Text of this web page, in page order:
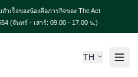
ำเร็จของน้องคือภารกิจของ The Act
(จันทร์ - เสาร์: 09.00 - 17.00 น.)
TH